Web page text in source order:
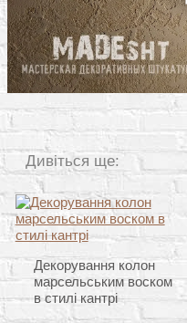
Дивіться ще:
Декорування колон
марсельським воском
в стилі кантрі